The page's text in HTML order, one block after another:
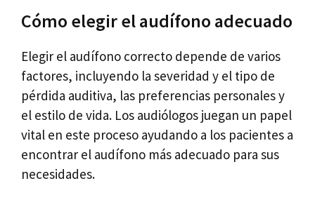
Cómo elegir el audífono adecuado
Elegir el audífono correcto depende de varios
factores, incluyendo la severidad y el tipo de
pérdida auditiva, las preferencias personales y
el estilo de vida. Los audiólogos juegan un papel
vital en este proceso ayudando a los pacientes a
encontrar el audífono más adecuado para sus
necesidades.